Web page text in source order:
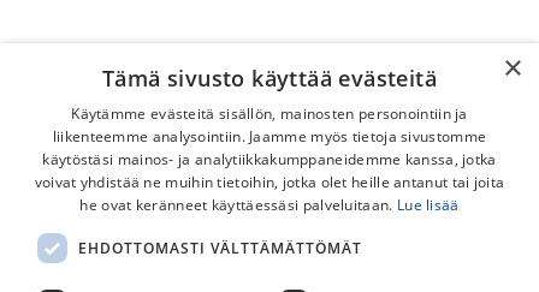
Burley 12x1.0 / 167-183mm
Läpiakseli Peräkärrylle
×
Tämä sivusto käyttää evästeitä
Käytämme evästeitä sisällön, mainosten personointiin ja
liikenteemme analysointiin. Jaamme myös tietoja sivustomme
käytöstäsi mainos- ja analytiikkakumppaneidemme kanssa, jotka
voivat yhdistää ne muihin tietoihin, jotka olet heille antanut tai joita
he ovat keränneet käyttäessäsi palveluitaan. Lue lisää
EHDOTTOMASTI VÄLTTÄMÄTTÖMÄT